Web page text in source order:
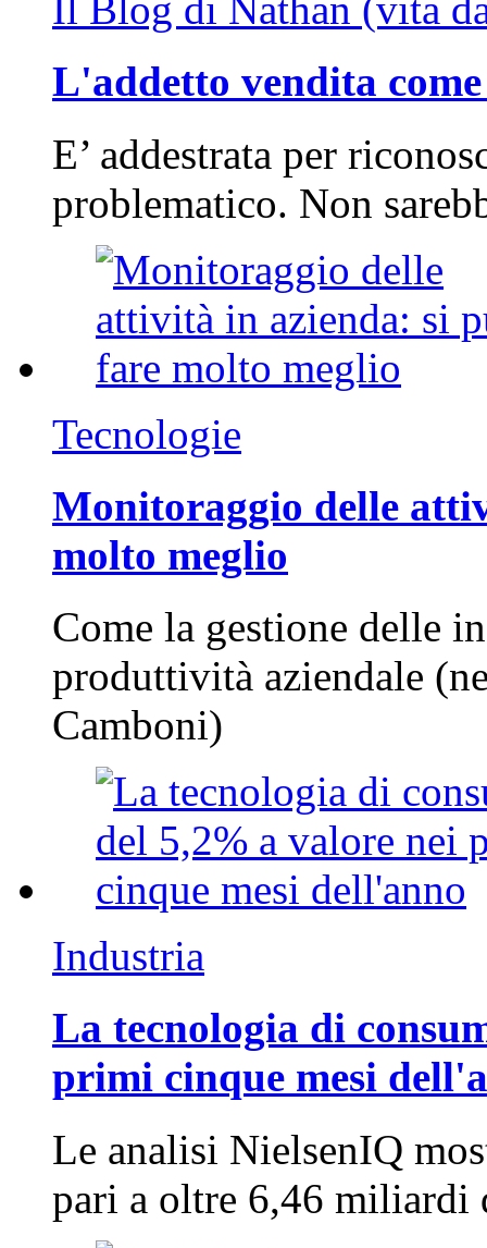
L'addetto vendita
E’ addestrata per
problematico. Non
Tecnologie
Monitoraggio delle
molto meglio
Come la gestione delle
produttività aziendale
Camboni)
Industria
La tecnologia di
primi cinque mesi
Le analisi NielsenIQ
pari a oltre 6,46